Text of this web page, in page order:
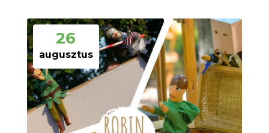
26
augusztus